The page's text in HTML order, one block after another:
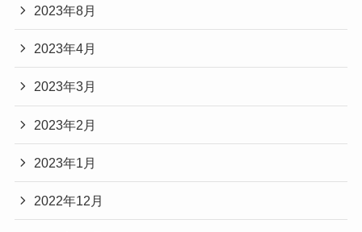
2023年8月
2023年4月
2023年3月
2023年2月
2023年1月
2022年12月